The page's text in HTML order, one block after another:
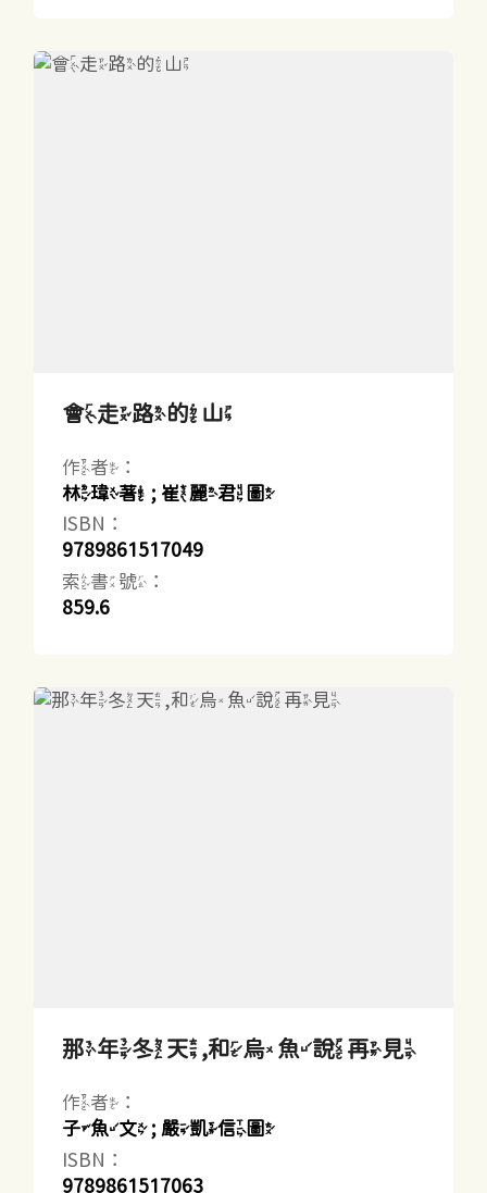
會走路的山
作者：
林瑋著 ; 崔麗君圖
ISBN：
9789861517049
索書號：
859.6
那年冬天,和烏魚說再見
作者：
子魚文 ; 嚴凱信圖
ISBN：
9789861517063